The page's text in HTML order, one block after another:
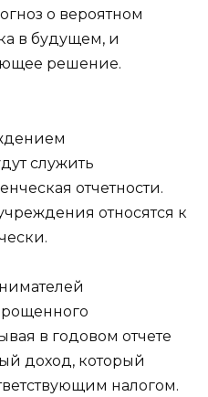
о вероятном
в будущем, и
решение.
служить
отчетности.
относятся к
в годовом отчете
доход, который
налогом.